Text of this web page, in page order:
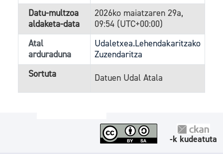
Datu-multzoa
aldaketa-data
2026ko maiatzaren 29a,
09:54 (UTC+00:00)
Atal
arduraduna
Udaletxea.Lehendakaritzako
Zuzendaritza
Sortuta
Datuen Udal Atala
-k kudeatuta